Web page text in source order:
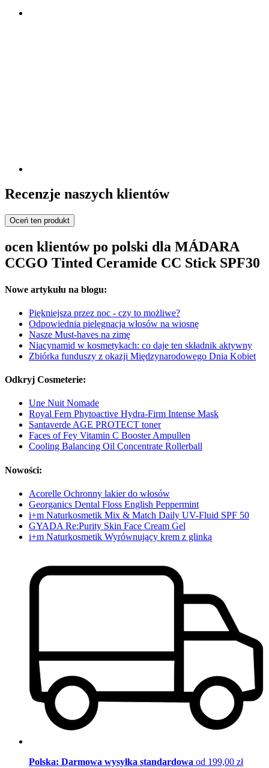
Recenzje naszych klientów
Oceń ten produkt
ocen klientów po polski dla MÁDARA
CCGO Tinted Ceramide CC Stick SPF30
Nowe artykułu na blogu:
Piękniejsza przez noc - czy to możliwe?
Odpowiednia pielęgnacja włosów na wiosnę
Nasze Must-haves na zimę
Niacynamid w kosmetykach: co daje ten składnik aktywny
Zbiórka funduszy z okazji Międzynarodowego Dnia Kobiet
Odkryj Cosmeterie:
Une Nuit Nomade
Royal Fern Phytoactive Hydra-Firm Intense Mask
Santaverde AGE PROTECT toner
Faces of Fey Vitamin C Booster Ampullen
Cooling Balancing Oil Concentrate Rollerball
Nowości:
Acorelle Ochronny lakier do włosów
Georganics Dental Floss English Peppermint
i+m Naturkosmetik Mix & Match Daily UV-Fluid SPF 50
GYADA Re:Purity Skin Face Cream Gel
i+m Naturkosmetik Wyrównujący krem z glinką
Polska: Darmowa wysyłka standardowa od 199,00 zł